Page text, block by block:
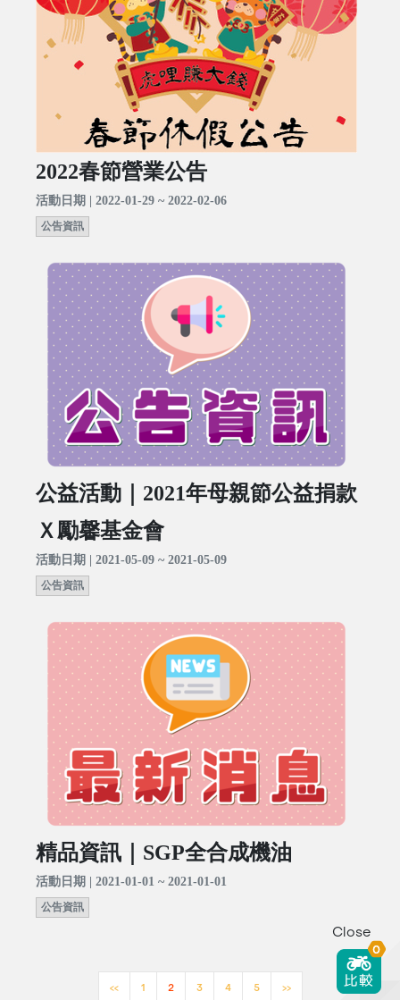
2022春節營業公告
活動日期 | 2022-01-29 ~ 2022-02-06
公告資訊
公益活動｜2021年母親節公益捐款
Ｘ勵馨基金會
活動日期 | 2021-05-09 ~ 2021-05-09
公告資訊
精品資訊｜SGP全合成機油
活動日期 | 2021-01-01 ~ 2021-01-01
公告資訊
<< 1 2 3 4 5 >>
Close
0